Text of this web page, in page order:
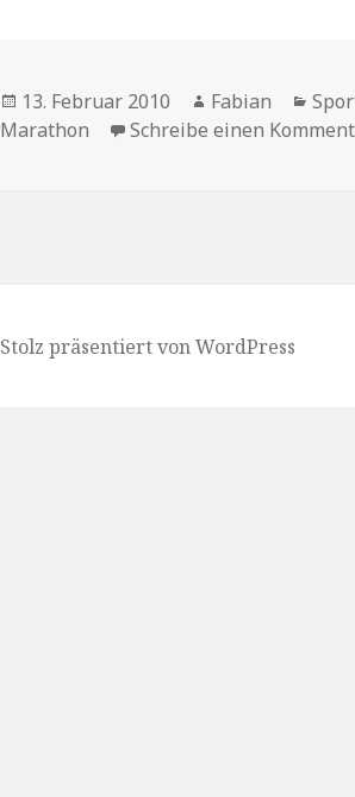
Veröffentlicht
am
13. Februar 2010 Autor
Fabian
Marathon
Schreibe einen
Stolz präsentiert von WordPress